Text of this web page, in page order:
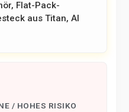
Flat-Pack-
aus Titan, AI
/ HOHES RISIKO